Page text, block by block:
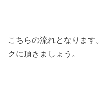
こちらの流れとなります
クに頂きましょう。